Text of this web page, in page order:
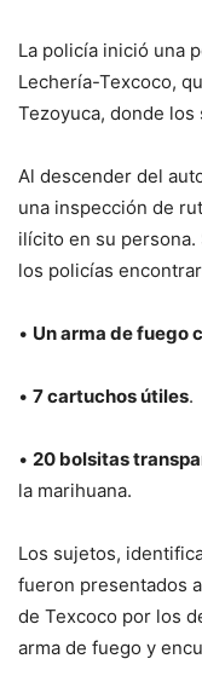
La policía inició una
Lechería-Texcoco,
Tezoyuca, donde
Al descender del
una inspección de
ilícito en su
los policías
• Un arma de fuego
• 7 cartuchos útiles.
• 20 bolsitas
la marihuana.
Los sujetos,
fueron presentados
de Texcoco por los
arma de fuego y